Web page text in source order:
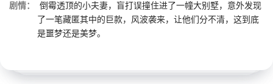
剧情：
倒霉透顶的小夫妻，盲打误撞住进了一幢大别墅，意外发现
了一笔藏匿其中的巨款，风波袭来，让他们分不清，这到底
是噩梦还是美梦。